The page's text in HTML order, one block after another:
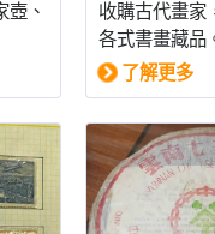
壺、
收購古代畫家
各式書畫藏品
了解更多